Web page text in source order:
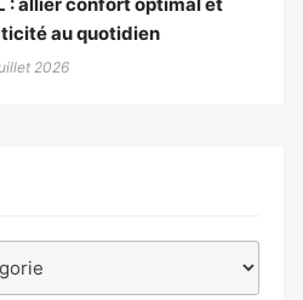
au quotidien
2026